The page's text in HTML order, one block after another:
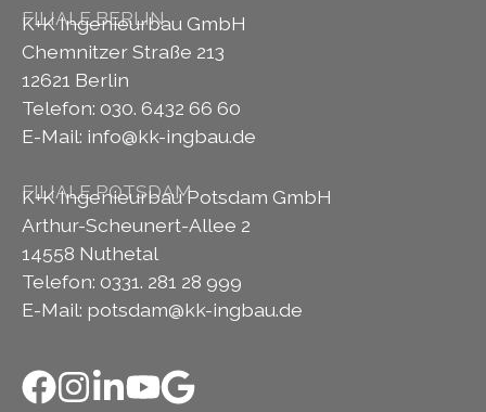
FILIALE BERLIN
K+K Ingenieurbau GmbH
Chemnitzer Straße 213
12621 Berlin
Telefon: 030. 6432 66 60
E-Mail: info@kk-ingbau.de
FILIALE POTSDAM
K+K Ingenieurbau Potsdam GmbH
Arthur-Scheunert-Allee 2
14558 Nuthetal
Telefon: 0331. 281 28 999
E-Mail: potsdam@kk-ingbau.de